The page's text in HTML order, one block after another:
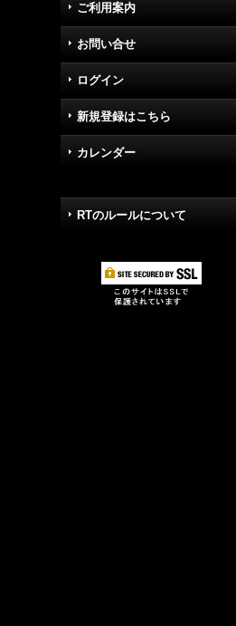
ご利用案内
お問い合せ
ログイン
新規登録はこちら
カレンダー
RTのルールについて